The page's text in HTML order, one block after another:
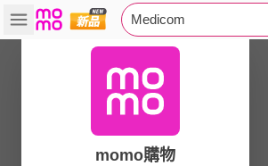
Medicom
momo購物